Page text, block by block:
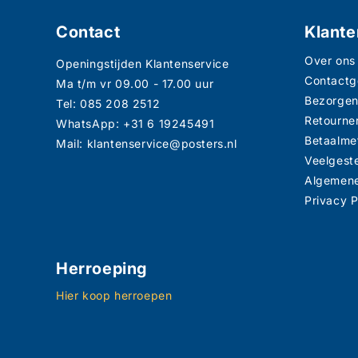
Contact
Openingstijden Klantenservice
Ma t/m vr 09.00 - 17.00 uur
Tel: 085 208 2512
WhatsApp: +31 6 19245491
Mail: klantenservice@posters.nl
Over ons
Bezorgen
Privacy
Herroeping
Hier koop herroepen